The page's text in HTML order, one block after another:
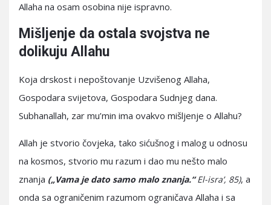
Allaha na osam osobina nije ispravno.
Mišljenje da ostala svojstva ne
dolikuju Allahu
Koja drskost i nepoštovanje Uzvišenog Allaha,
Gospodara svijetova, Gospodara Sudnjeg dana.
Subhanallah, zar mu’min ima ovakvo mišljenje o Allahu?
Allah je stvorio čovjeka, tako sićušnog i malog u odnosu
na kosmos, stvorio mu razum i dao mu nešto malo
znanja („Vama je dato samo malo znanja.“El-isra’, 85), a
onda sa ograničenim razumom ograničava Allaha i sa